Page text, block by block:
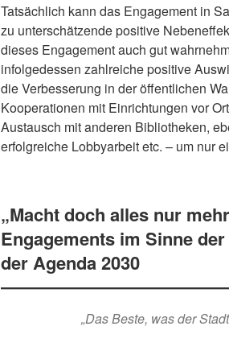
Tatsächlich kann das Engagement in
zu unterschätzende positive
dieses Engagement auch gut
infolgedessen zahlreiche positive
die Verbesserung in der öffentlichen
Kooperationen mit Einrichtungen vor
Austausch mit anderen Bibliotheken,
erfolgreiche Lobbyarbeit etc. – um nur
„Macht doch alles nur
Engagements im Sinne
der Agenda 2030
„Das Beste, was der